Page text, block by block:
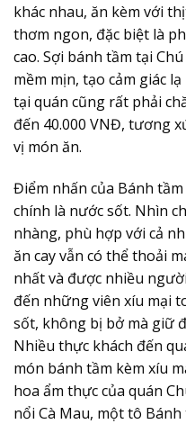
khác nhau, ăn kèm với
thơm ngon, đặc biệt là
cao. Sợi bánh tầm tại
mềm mịn, tạo cảm giác
tại quán cũng rất phải
đến 40.000 VNĐ, tương
vị món ăn.
Điểm nhấn của Bánh
chính là nước sốt. Nhìn
nhàng, phù hợp với cả
ăn cay vẫn có thể thoải
nhất và được nhiều
đến những viên xíu mại
sốt, không bị bở mà giữ
Nhiều thực khách đến
món bánh tầm kèm xíu
hoa ẩm thực của quán
nổi Cà Mau, một tô